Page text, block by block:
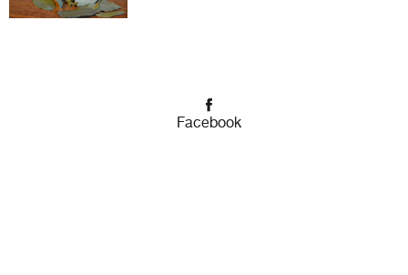
Facebook